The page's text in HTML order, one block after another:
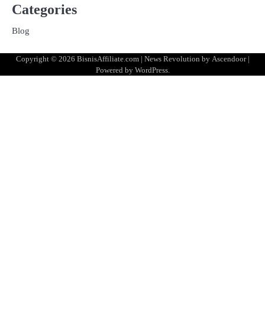
Categories
Blog
Copyright © 2026 BisnisAffiliate.com| News Revolution by Ascendoor|
Powered by WordPress.